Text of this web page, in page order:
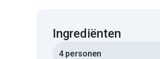
Ingrediënten
4 personen